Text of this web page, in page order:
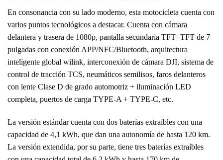
En consonancia con su lado moderno, esta motocicleta cuenta con
varios puntos tecnológicos a destacar. Cuenta con cámara
delantera y trasera de 1080p, pantalla secundaria TFT+TFT de 7
pulgadas con conexión APP/NFC/Bluetooth, arquitectura
inteligente global wilink, interconexión de cámara DJI, sistema de
control de tracción TCS, neumáticos semilisos, faros delanteros
con lente Clase D de grado automotriz + iluminación LED
completa, puertos de carga TYPE-A + TYPE-C, etc.
La versión estándar cuenta con dos baterías extraíbles con una
capacidad de 4,1 kWh, que dan una autonomía de hasta 120 km.
La versión extendida, por su parte, tiene tres baterías extraíbles